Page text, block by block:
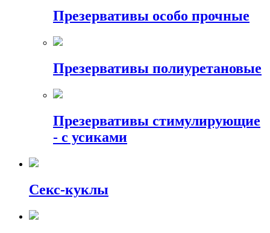
Презервативы особо прочные
Презервативы полиуретановые
Презервативы стимулирующие
- с усиками
Секс-куклы